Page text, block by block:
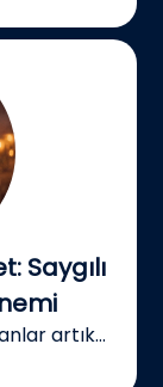
Saygılı
artık...